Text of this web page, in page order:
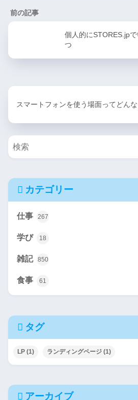
前の記事
個人的にSTORES.jp
つ
スマートフォンを使う場面ってどんな
カテゴリー
仕事 267
学び 18
雑記 850
食事 61
タグ
LP (1) ランディングページ (1)
アーカイブ